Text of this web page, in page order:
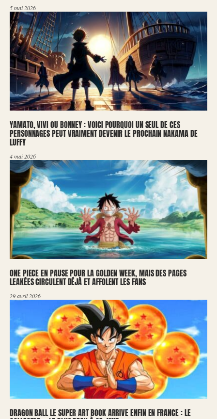
5 mai 2026
YAMATO, VIVI OU BONNEY : VOICI POURQUOI UN SEUL DE CES
PERSONNAGES PEUT VRAIMENT DEVENIR LE PROCHAIN NAKAMA DE
LUFFY
4 mai 2026
ONE PIECE EN PAUSE POUR LA GOLDEN WEEK, MAIS DES PAGES
LEAKÉES CIRCULENT DÉJÀ ET AFFOLENT LES FANS
29 avril 2026
DRAGON BALL LE SUPER ART BOOK ARRIVE ENFIN EN FRANCE : LE